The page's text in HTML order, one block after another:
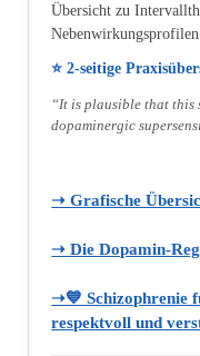
Übersicht zu
Nebenwirkungsprofilen.
⭐ 2‑seitige
“It is plausible that this
dopaminergic
➝ Grafische
➝ Die
➝💙 Schizophrenie
respektvoll und